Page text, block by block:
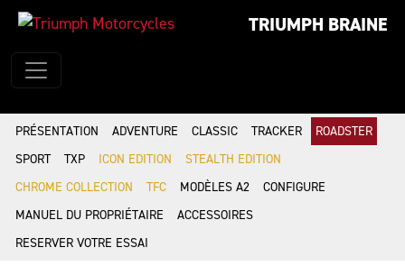
TRIUMPH BRAINE
PRÉSENTATION ADVENTURE CLASSIC TRACKER
ROADSTER
SPORT
TXP ICON EDITION
STEALTH EDITION
CHROME COLLECTION
TFC MODÈLES A2
CONFIGURE
MANUEL DU PROPRIÉTAIRE
ACCESSOIRES
RESERVER VOTRE ESSAI